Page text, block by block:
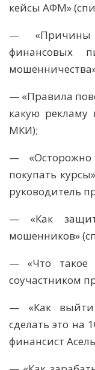
кейсы АФМ»
— «Причины
финансовых
— «Правила
какую рекламу
МКИ);
— «Осторожно
покупать
руководитель
— «Как
мошенников»
— «Что такое
соучастником
— «Как
сделать это на
финансист